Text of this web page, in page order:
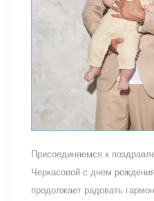
Присоединяемся к
Черкасовой с днем
продолжает радовать